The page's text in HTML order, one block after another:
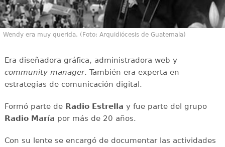
Wendy era muy querida. (Foto: Arquidiócesis de Guatemala)
Era diseñadora gráfica, administradora web y
community manager. También era experta en
estrategias de comunicación digital.
Formó parte de Radio Estrella y fue parte del grupo
Radio María por más de 20 años.
Con su lente se encargó de documentar las actividades